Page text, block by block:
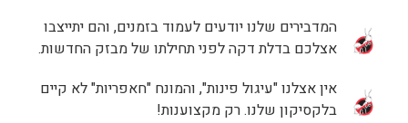
המדבירים שלנו יודעים לעמוד בזמנים, והם יתייצבו
אצלכם בדלת דקה לפני תחילתו של מבזק החדשות.
אין אצלנו "עיגול פינות", והמונח "חאפריות" לא קיים
בלקסיקון שלנו. רק מקצוענות!